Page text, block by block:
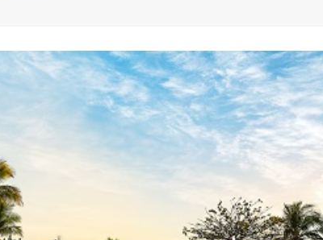
ALGORITMOS E PROPÓSITO HUMANO
COM SEU MAU MAU EM 'QUEM AMA CUIDA'
STREAMING